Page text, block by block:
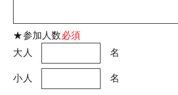
★参加人数必須
大人
名
小人 名